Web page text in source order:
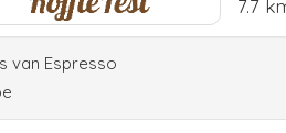
7.7
van Espresso